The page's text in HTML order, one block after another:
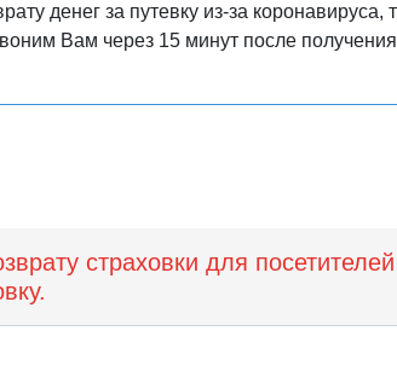
денег за путевку из-за коронавируса,
Вам через 15 минут после получения
страховки для